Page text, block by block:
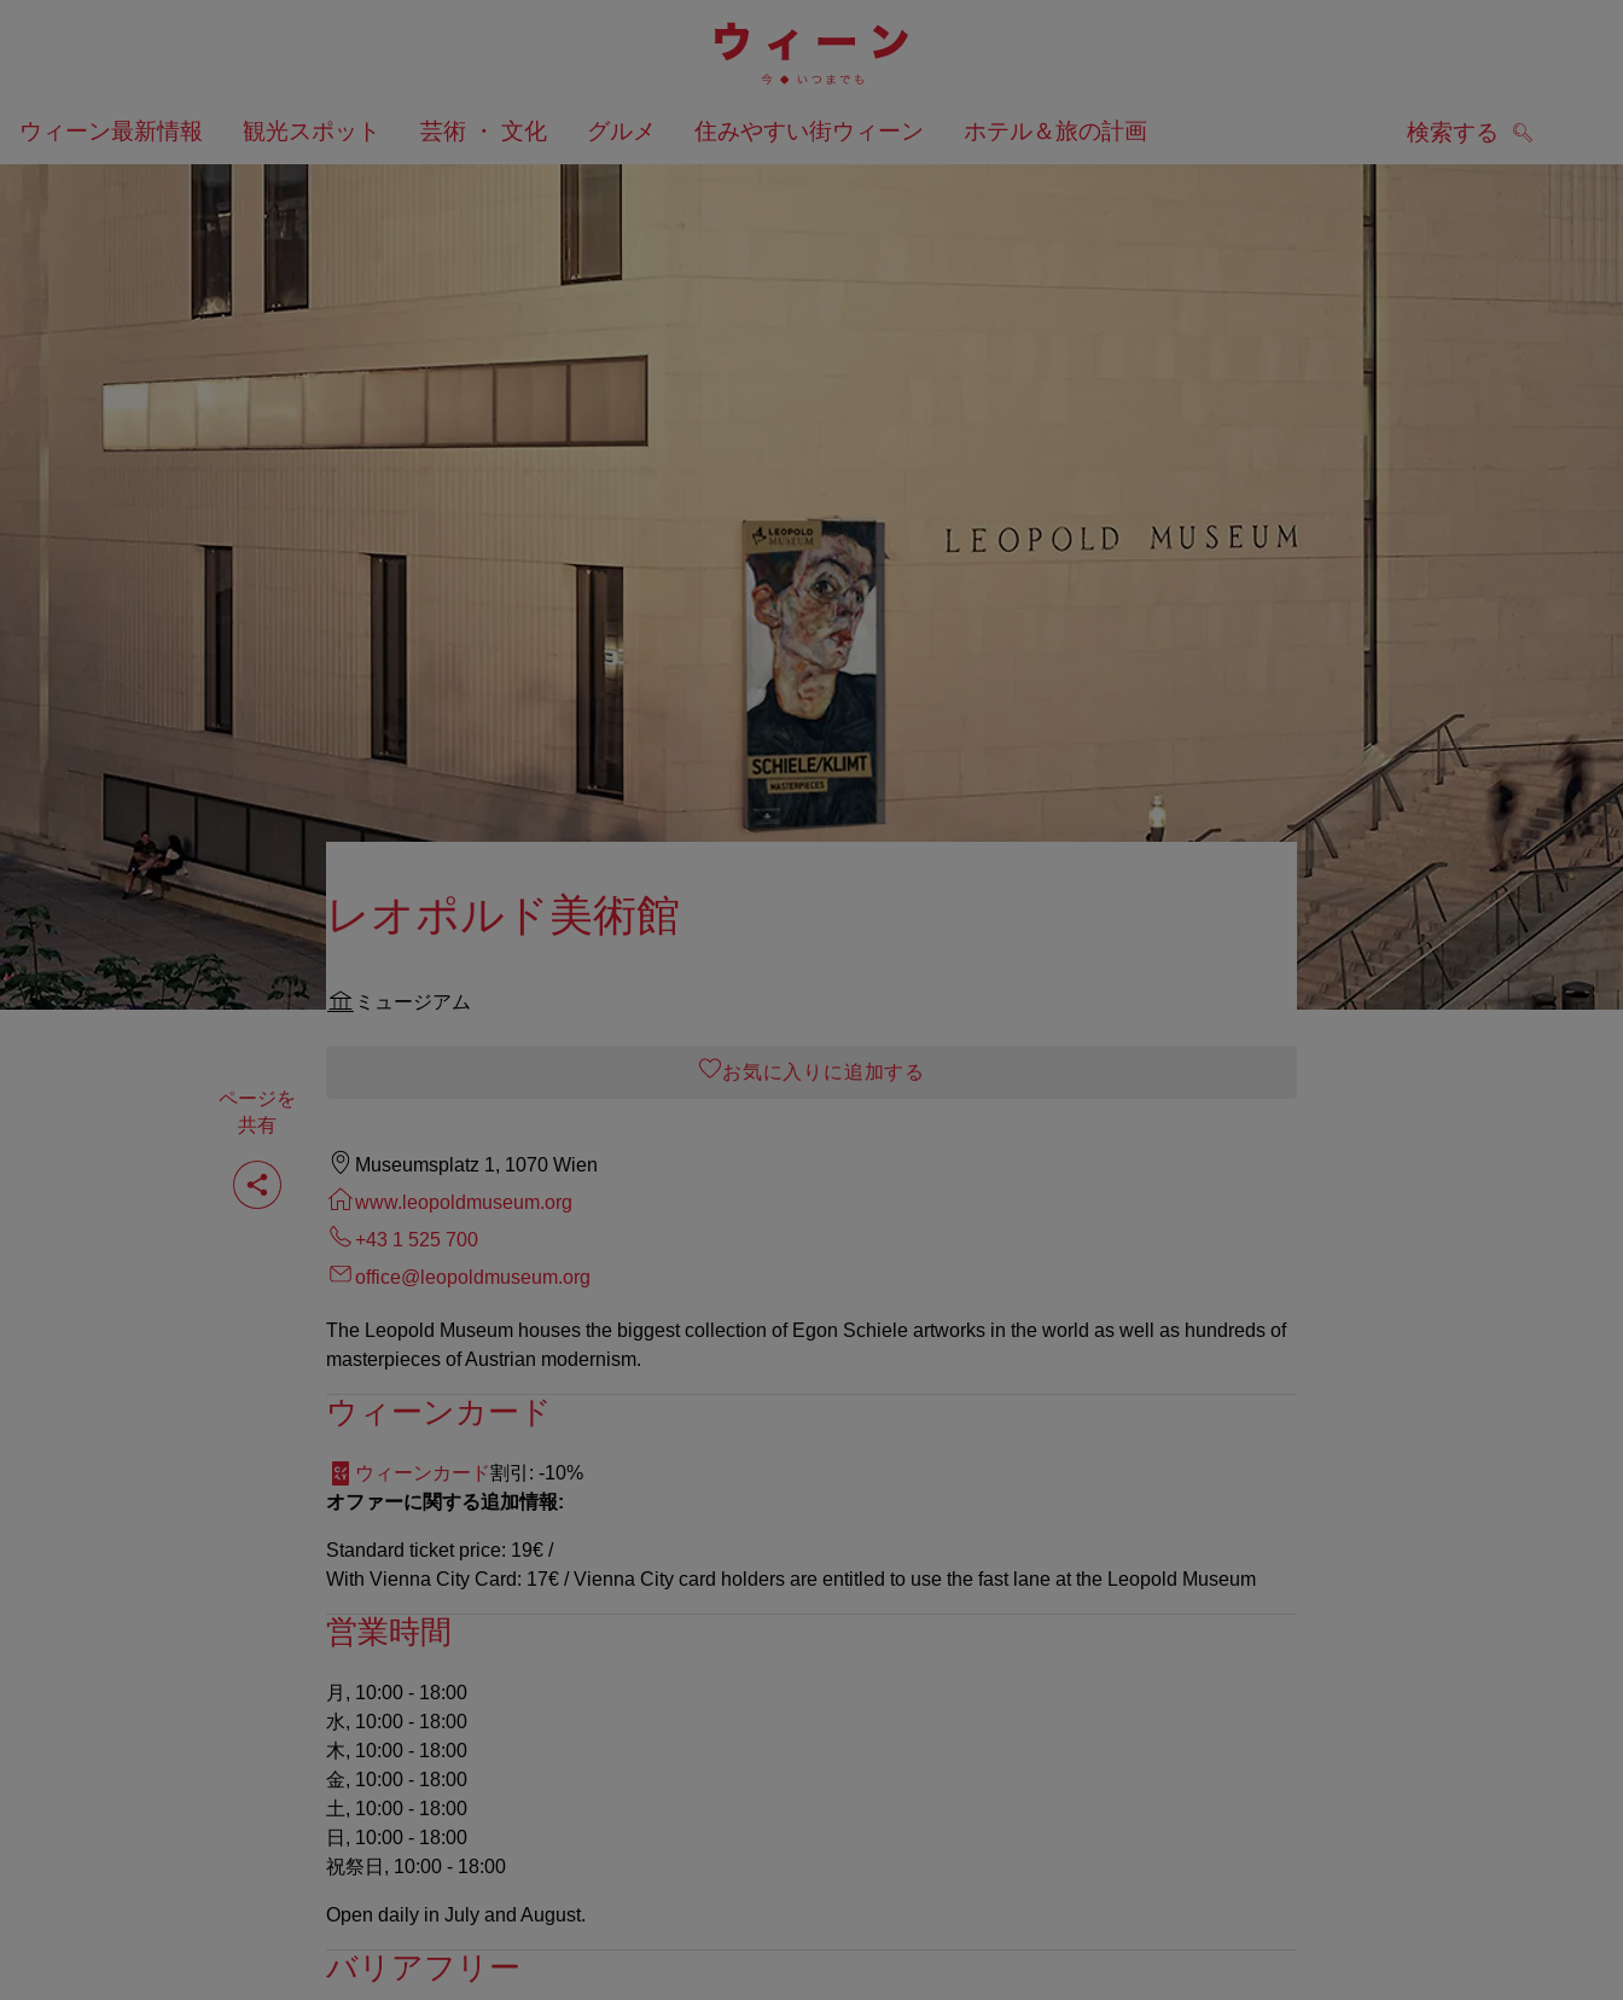
ニ
の
ウィーン最新情報 観光スポット 芸術 ・ 文化 グルメ 住みやすい街ウィーン ホテル＆旅の計画 検索する
何
を
お
ページを
共有
ペ
ー
ジ
レオポルド美術館
ミュージアム
お気に入りに追加する
Museumsplatz 1, 1070 Wien
www.leopoldmuseum.org
+43 1 525 700
office@leopoldmuseum.org
The Leopold Museum houses the biggest collection of Egon Schiele artworks in the world as well as hundreds of
masterpieces of Austrian modernism.
ウィーンカード
ウィーンカード割引 : -10%
オファーに関する追加情報:
Standard ticket price: 19€ /
With Vienna City Card: 17€ / Vienna City card holders are entitled to use the fast lane at the Leopold Museum
営業時間
月, 10:00 - 18:00
水, 10:00 - 18:00
木, 10:00 - 18:00
金, 10:00 - 18:00
土, 10:00 - 18:00
日, 10:00 - 18:00
祝祭日, 10:00 - 18:00
Open daily in July and August.
バリアフリー